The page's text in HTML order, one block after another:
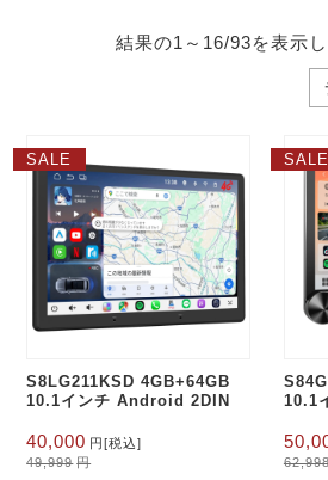
結果の1～16/93を表示
SALE
S8LG211KSD 4GB+64GB
10.1インチ Android 2DIN
49,999 円
元
の
40,000 円
現
在
[税込]
SALE
10.1
元
の
現
在